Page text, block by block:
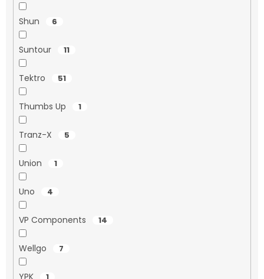
Shun 6
Suntour 11
Tektro 51
Thumbs Up 1
Tranz-X 5
Union 1
Uno 4
VP Components 14
Wellgo 7
YPK 1